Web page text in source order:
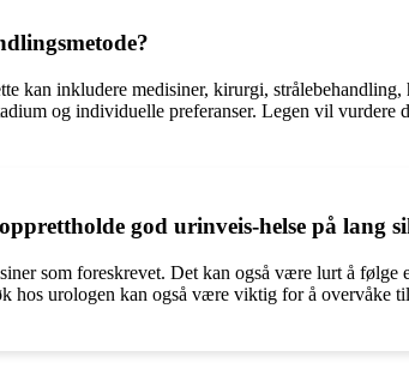
kan inkludere medisiner, kirurgi,
og individuelle preferanser. Legen vil vurdere
god urinveis-helse på lang
som foreskrevet. Det kan også være lurt å følge
hos urologen kan også være viktig for å overvåke